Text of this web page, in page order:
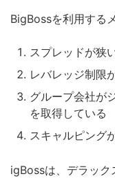
BigBossを利用する
スプレッドが狭
レバレッジ制限
グループ会社が
を取得している
スキャルピング
igBossは、デラッ